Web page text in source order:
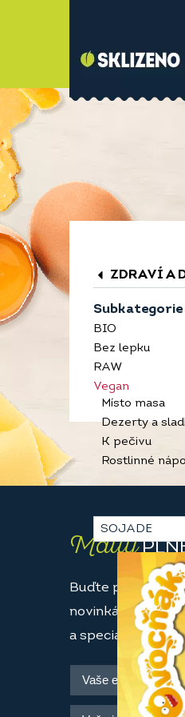
ZDRAVÍ A
Subkategorie
BIO
Bez lepku
RAW
Vegan
Místo masa
Dezerty a
K pečivu
Rostlinné
SOJADE
Maily
Buďte první, kdo
novinkách
a speciálních